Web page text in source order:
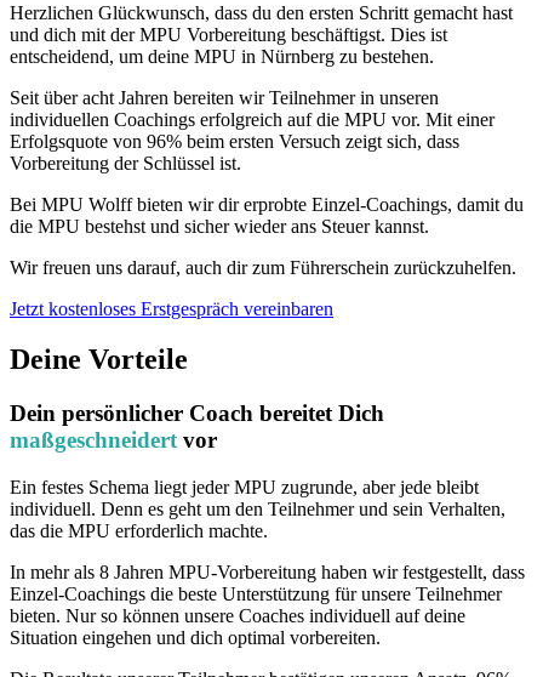
Herzlichen Glückwunsch, dass du den ersten Schritt gemacht hast
und dich mit der MPU Vorbereitung beschäftigst. Dies ist
entscheidend, um deine MPU in Nürnberg zu bestehen.
Seit über acht Jahren bereiten wir Teilnehmer in unseren
individuellen Coachings erfolgreich auf die MPU vor. Mit einer
Erfolgsquote von 96% beim ersten Versuch zeigt sich, dass
Vorbereitung der Schlüssel ist.
Bei MPU Wolff bieten wir dir erprobte Einzel-Coachings, damit du
die MPU bestehst und sicher wieder ans Steuer kannst.
Wir freuen uns darauf, auch dir zum Führerschein zurückzuhelfen.
Jetzt kostenloses Erstgespräch vereinbaren
Deine Vorteile
Dein persönlicher Coach bereitet Dich
maßgeschneidertvor
Ein festes Schema liegt jeder MPU zugrunde, aber jede bleibt
individuell. Denn es geht um den Teilnehmer und sein Verhalten,
das die MPU erforderlich machte.
In mehr als 8 Jahren MPU-Vorbereitung haben wir festgestellt, dass
Einzel-Coachings die beste Unterstützung für unsere Teilnehmer
bieten. Nur so können unsere Coaches individuell auf deine
Situation eingehen und dich optimal vorbereiten.